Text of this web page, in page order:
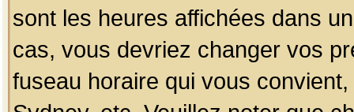
sont les heures affichées dans
cas, vous devriez changer vos
fuseau horaire qui vous